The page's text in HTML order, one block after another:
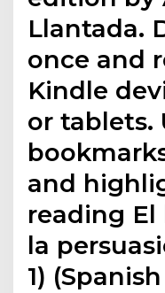
Llantada.
once and
Kindle
or tablets.
and
reading
la
1)